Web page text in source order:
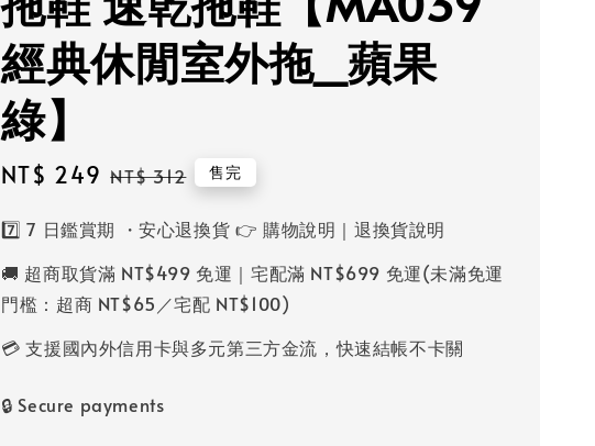
經典休閒室外拖_蘋果
綠】
Sale
NT$ 249 Regular
NT$ 312 售完
7️⃣ 7 日鑑賞期 ・安心退換貨 👉 購物說明｜退換貨說明
🚚 超商取貨滿 NT$499 免運｜宅配滿 NT$699 免運(未滿免運
門檻：超商 NT$65／宅配 NT$100)
💳 支援國內外信用卡與多元第三方金流，快速結帳不卡關
🔒 Secure payments